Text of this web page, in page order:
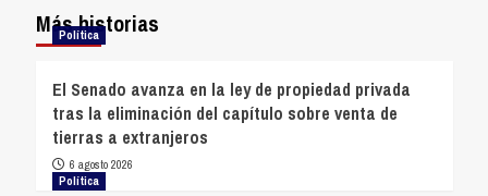
Más historias
Política
El Senado avanza en la ley de propiedad privada
tras la eliminación del capítulo sobre venta de
tierras a extranjeros
6 agosto 2026
Política